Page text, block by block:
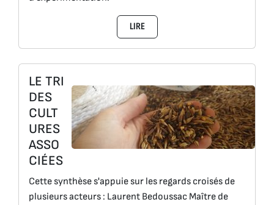
LIRE
LE TRI
DES
CULT
URES
ASSO
CIÉES
Cette synthèse s'appuie sur les regards croisés de
plusieurs acteurs : Laurent Bedoussac Maître de